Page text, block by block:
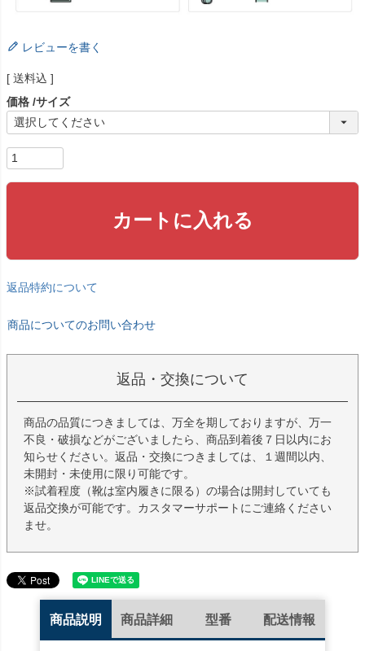
レビューを書く
送料込
価格 サイズ
カートに入れる
返品特約について
商品についてのお問い合わせ
返品・交換について
商品の品質につきましては、万全を期しておりますが、万一
不良・破損などがございましたら、商品到着後７日以内にお
知らせください。返品・交換につきましては、１週間以内、
未開封・未使用に限り可能です。
※試着程度（靴は室内履きに限る）の場合は開封していても
返品交換が可能です。カスタマーサポートにご連絡ください
ませ。
商品説明 商品詳細 型番 配送情報